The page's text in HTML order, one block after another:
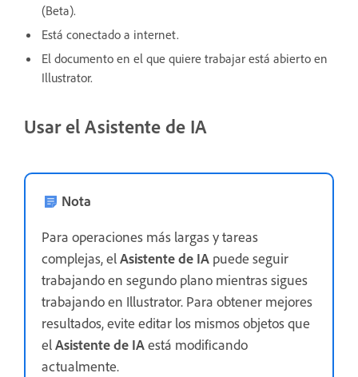
(Beta).
Está conectado a internet.
El documento en el que quiere trabajar está abierto en
Illustrator.
Usar el Asistente de IA
Nota
Para operaciones más largas y tareas
complejas, elAsistente de IA puede seguir
trabajando en segundo plano mientras sigues
trabajando en Illustrator. Para obtener mejores
resultados, evite editar los mismos objetos que
elAsistente de IAestá modificando
actualmente.